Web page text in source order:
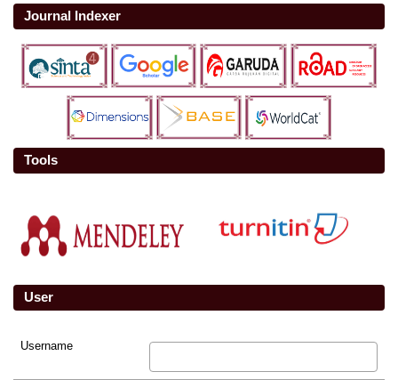
Journal Indexer
Tools
User
Username